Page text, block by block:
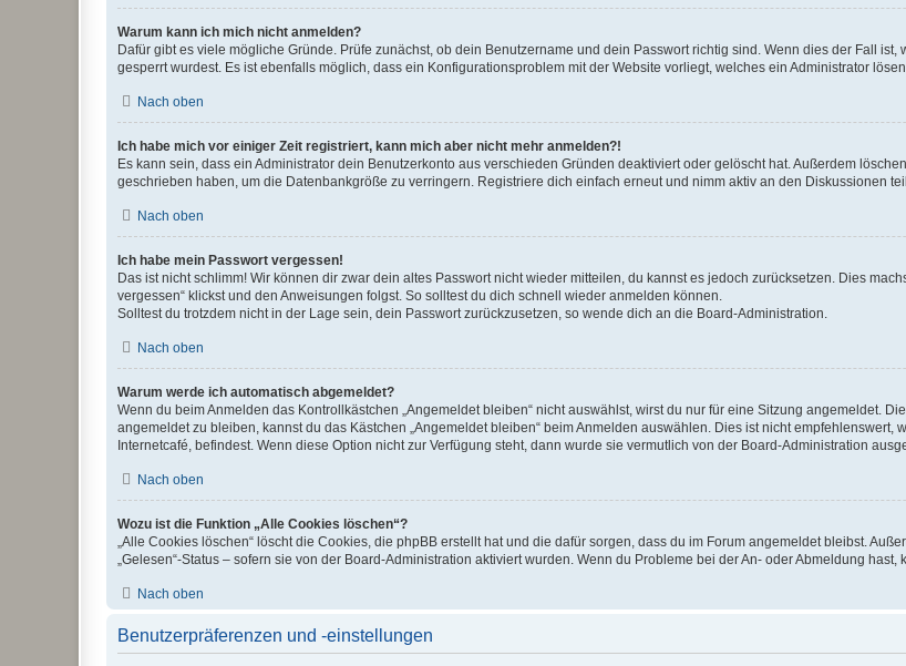
Warum kann ich mich nicht anmelden?
Dafür gibt es viele mögliche Gründe. Prüfe zunächst, ob dein Benutzername und dein Passwort richtig sind. Wenn dies der Fall
gesperrt wurdest. Es ist ebenfalls möglich, dass ein Konfigurationsproblem mit der Website vorliegt, welches ein Administrator lösen
Nach oben
Ich habe mich vor einiger Zeit registriert, kann mich aber nicht mehr anmelden?!
Es kann sein, dass ein Administrator dein Benutzerkonto aus verschieden Gründen deaktiviert oder gelöscht hat. Außerdem
geschrieben haben, um die Datenbankgröße zu verringern. Registriere dich einfach erneut und nimm aktiv an den Diskussionen
Nach oben
Ich habe mein Passwort vergessen!
Das ist nicht schlimm! Wir können dir zwar dein altes Passwort nicht wieder mitteilen, du kannst es jedoch zurücksetzen. Dies
vergessen“ klickst und den Anweisungen folgst. So solltest du dich schnell wieder anmelden können.
Solltest du trotzdem nicht in der Lage sein, dein Passwort zurückzusetzen, so wende dich an die Board-Administration.
Nach oben
Warum werde ich automatisch abgemeldet?
Wenn du beim Anmelden das Kontrollkästchen „Angemeldet bleiben“ nicht auswählst, wirst du nur für eine Sitzung angemeldet.
angemeldet zu bleiben, kannst du das Kästchen „Angemeldet bleiben“ beim Anmelden auswählen. Dies ist nicht
Internetcafé, befindest. Wenn diese Option nicht zur Verfügung steht, dann wurde sie vermutlich von der Board-Administration
Nach oben
Wozu ist die Funktion „Alle Cookies löschen“?
„Alle Cookies löschen“ löscht die Cookies, die phpBB erstellt hat und die dafür sorgen, dass du im Forum angemeldet bleibst.
„Gelesen“-Status – sofern sie von der Board-Administration aktiviert wurden. Wenn du Probleme bei der An- oder Abmeldung
Nach oben
Benutzerpräferenzen und -einstellungen